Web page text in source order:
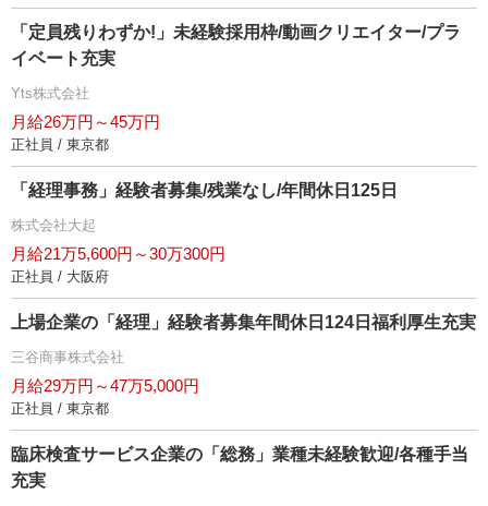
「定員残りわずか!」未経験採用枠/動画クリエイター/プラ
イベート充実
Yts株式会社
月給26万円～45万円
正社員 / 東京都
「経理事務」経験者募集/残業なし/年間休日125日
株式会社大起
月給21万5,600円～30万300円
正社員 / 大阪府
上場企業の「経理」経験者募集年間休日124日福利厚生充実
三谷商事株式会社
月給29万円～47万5,000円
正社員 / 東京都
臨床検査サービス企業の「総務」業種未経験歓迎/各種手当
充実